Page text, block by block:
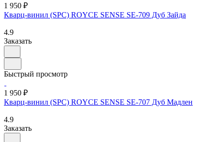
1 950 ₽
Кварц-винил (SPC) ROYCE SENSE SE-709 Дуб Зайда
4.9
Заказать
Быстрый просмотр
1 950 ₽
Кварц-винил (SPC) ROYCE SENSE SE-707 Дуб Мадлен
4.9
Заказать